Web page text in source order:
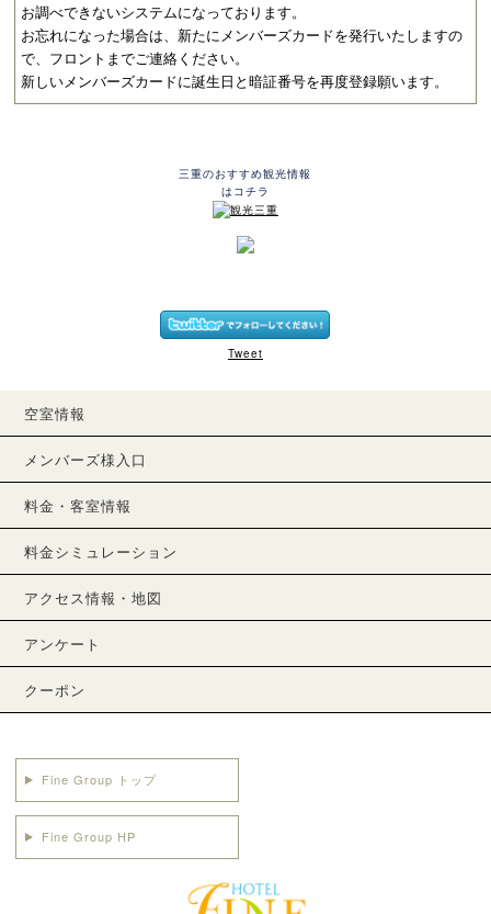
お調べできないシステムになっております。
お忘れになった場合は、新たにメンバーズカードを発行いたしますの
で、フロントまでご連絡ください。
新しいメンバーズカードに誕生日と暗証番号を再度登録願います。
三重のおすすめ観光情報
はコチラ
Tweet
空室情報
メンバーズ様入口
料金・客室情報
料金シミュレーション
アクセス情報・地図
アンケート
クーポン
Fine Group トップ
Fine Group HP